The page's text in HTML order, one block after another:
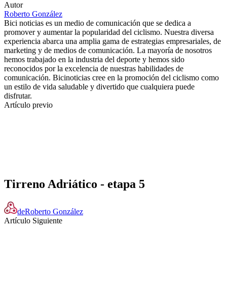
Autor
Roberto González
Bici noticias es un medio de comunicación que se dedica a
promover y aumentar la popularidad del ciclismo. Nuestra diversa
experiencia abarca una amplia gama de estrategias empresariales, de
marketing y de medios de comunicación. La mayoría de nosotros
hemos trabajado en la industria del deporte y hemos sido
reconocidos por la excelencia de nuestras habilidades de
comunicación. Bicinoticias cree en la promoción del ciclismo como
un estilo de vida saludable y divertido que cualquiera puede
disfrutar.
Artículo previo
Tirreno Adriático - etapa 5
deRoberto González
Artículo Siguiente